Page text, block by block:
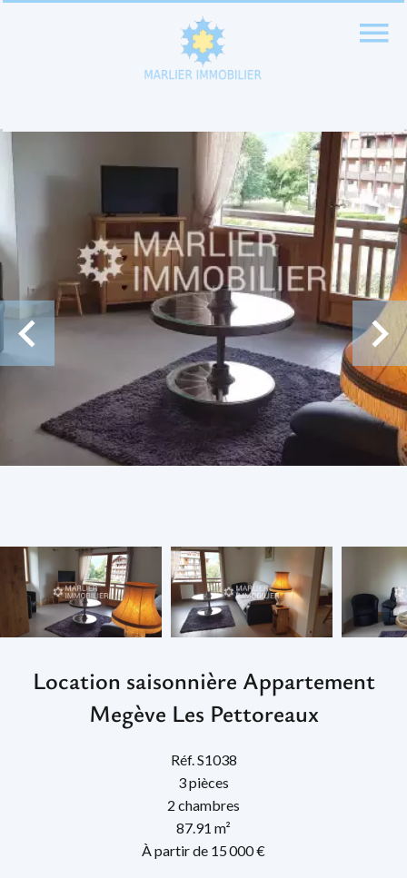
Location saisonnière Appartement
Megève Les Pettoreaux
Réf. S1038
3 pièces
2 chambres
87.91 m²
À partir de 15 000 €